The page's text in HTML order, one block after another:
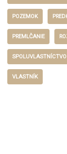
POZEMOK
PREMLČANIE
SPOLUVLASTNÍCTVO
VLASTNÍK